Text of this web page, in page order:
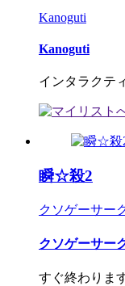
Kanoguti
Kanoguti
インタラクテ
瞬☆殺2
クソゲーサー
クソゲーサー
すぐ終わりま